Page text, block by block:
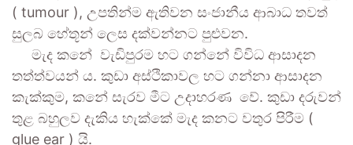
( tumour ), උපතින්ම ඇතිවන සංජානීය ආබාධ තවත්
සුලබ හේතූන් ලෙස දක්වන්නට පුළුවන.
මැද කනේ වැඩිපුරම හට ගන්නේ විවිධ ආසාදන
තත්ත්වයන් ය. කුඩා අස්ථිකාවල හට ගන්නා ආසාදන
කැක්කුම, කනේ සැරව මීට උදාහරණ වේ. කුඩා දරුවන්
තුළ බහුලව දැකිය හැක්කේ මැද කනට වතුර පිරීම (
glue ear ) යි.